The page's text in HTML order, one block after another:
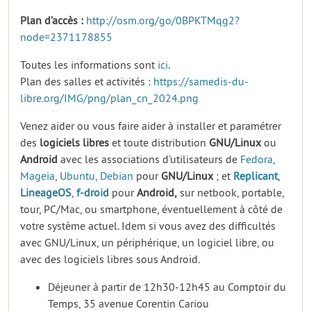
Plan d’accès : http://osm.org/go/0BPKTMqg2?
node=2371178855
Toutes les informations sont ici.
Plan des salles et activités : https://samedis-du-
libre.org/IMG/png/plan_cn_2024.png
Venez aider ou vous faire aider à installer et paramétrer
des logiciels libres et toute distribution GNU/Linuxou
Android avec les associations d’utilisateurs de Fedora,
Mageia, Ubuntu, Debian pour GNU/Linux; et Replicant,
LineageOS, f-droid pourAndroid, sur netbook, portable,
tour, PC/Mac, ou smartphone, éventuellement à côté de
votre système actuel. Idem si vous avez des difficultés
avec GNU/Linux, un périphérique, un logiciel libre, ou
avec des logiciels libres sous Android.
Déjeuner à partir de 12h30-12h45 au Comptoir du
Temps, 35 avenue Corentin Cariou